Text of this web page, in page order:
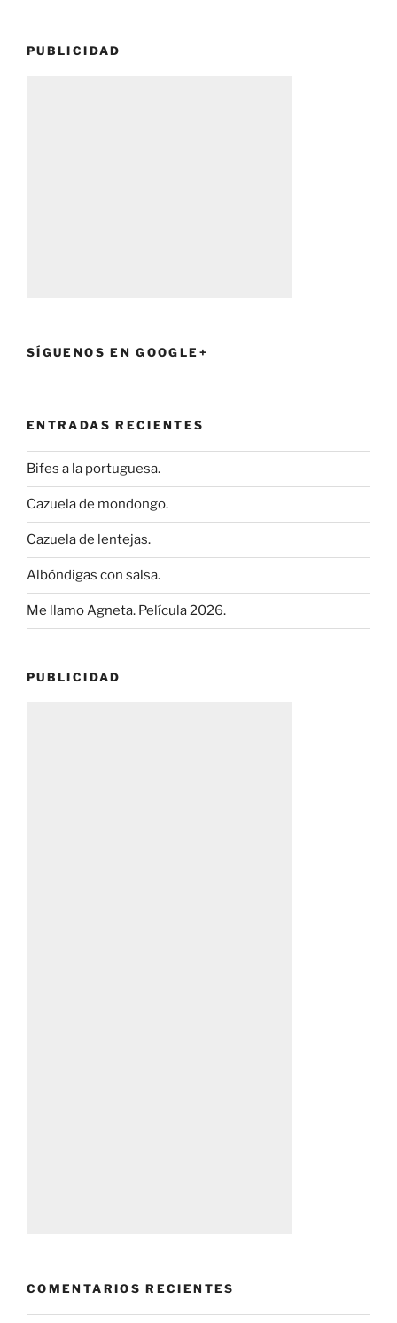
PUBLICIDAD
SÍGUENOS EN GOOGLE+
ENTRADAS RECIENTES
Bifes a la portuguesa.
Cazuela de mondongo.
Cazuela de lentejas.
Albóndigas con salsa.
Me llamo Agneta. Película 2026.
PUBLICIDAD
COMENTARIOS RECIENTES